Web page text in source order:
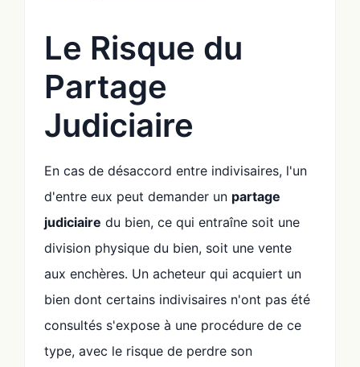
Le Risque du
Partage
Judiciaire
En cas de désaccord entre indivisaires, l'un
d'entre eux peut demander un partage
judiciaire du bien, ce qui entraîne soit une
division physique du bien, soit une vente
aux enchères. Un acheteur qui acquiert un
bien dont certains indivisaires n'ont pas été
consultés s'expose à une procédure de ce
type, avec le risque de perdre son